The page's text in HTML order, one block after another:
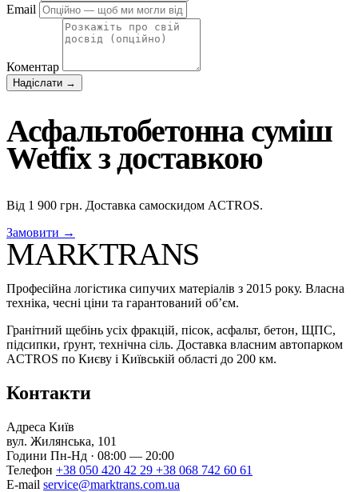
Email
Коментар
Надіслати →
Асфальтобетонна суміш
Wetfix з доставкою
Від 1 900 грн. Доставка самоскидом ACTROS.
Замовити →
MARKTRANS
Професійна логістика сипучих матеріалів з 2015 року. Власна
техніка, чесні ціни та гарантований об’єм.
Гранітний щебінь усіх фракцій, пісок, асфальт, бетон, ЩПС,
підсипки, ґрунт, технічна сіль. Доставка власним автопарком
ACTROS по Києву і Київській області до 200 км.
Контакти
Адреса Київ
вул. Жилянська, 101
Години Пн-Нд · 08:00 — 20:00
Телефон +38 050 420 42 29 +38 068 742 60 61
E-mail service@marktrans.com.ua